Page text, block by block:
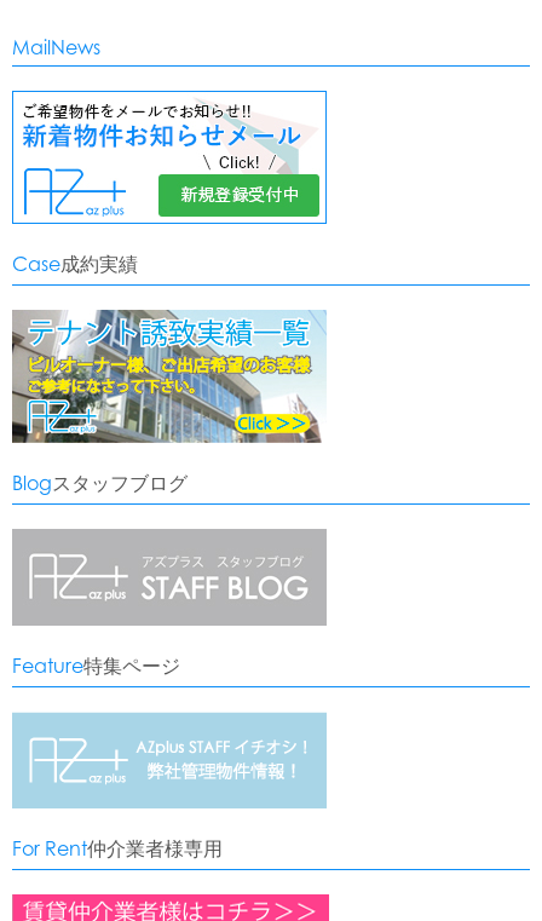
MailNews
Case成約実績
Blogスタッフブログ
Feature特集ページ
For Rent仲介業者様専用